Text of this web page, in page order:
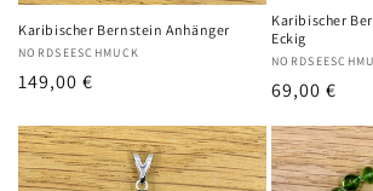
Karibischer Bernstein Anhänger
Anbieter:
NORDSEESCHMUCK
Normaler
149,00 €
Karibischer
Eckig
Anbieter:
Normaler
69,00 €